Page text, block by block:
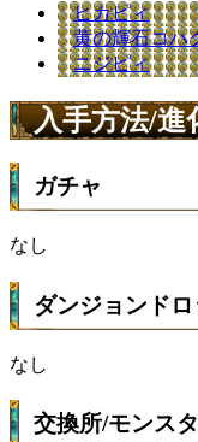
ヒカピィ
黄の輝石コハ
ニジピィ
入手方法/進
ガチャ
なし
ダンジョンド
なし
交換所/モンス